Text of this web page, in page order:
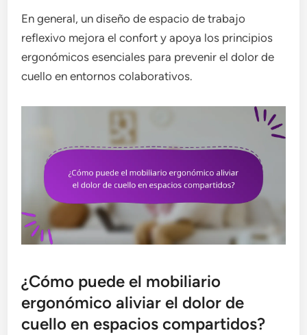
En general, un diseño de espacio de trabajo
reflexivo mejora el confort y apoya los principios
ergonómicos esenciales para prevenir el dolor de
cuello en entornos colaborativos.
¿Cómo puede el mobiliario
ergonómico aliviar el dolor de
cuello en espacios compartidos?